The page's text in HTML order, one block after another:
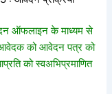
ऑफलाइन के माध्यम से
को आवेदन पत्र को
को स्वअभिप्रमाणित